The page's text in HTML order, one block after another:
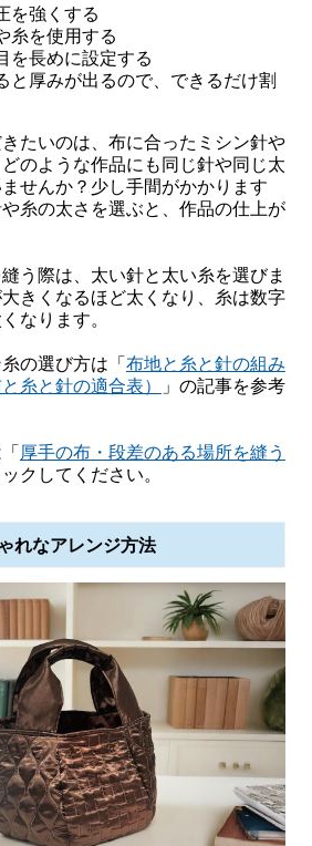
を強くする
糸を使用する
を長めに設定する
と厚みが出るので、できるだけ割
たいのは、布に合ったミシン針や
のような作品にも同じ針や同じ太
せんか？少し手間がかかります
糸の太さを選ぶと、作品の仕上が
う際は、太い針と太い糸を選びま
きくなるほど太くなり、糸は数字
なります。
の選び方は「布地と糸と針の組み
糸と針の適合表）
」の記事を参考
厚手の布・段差のある場所を縫う
クしてください。
れなアレンジ方法